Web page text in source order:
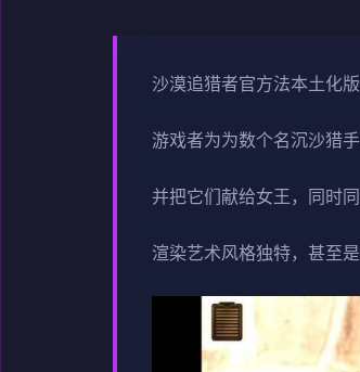
沙漠追猎者官方法本土化
游戏者为为数个名沉沙猎
并把它们献给女王，同时
渲染艺术风格独特，甚至